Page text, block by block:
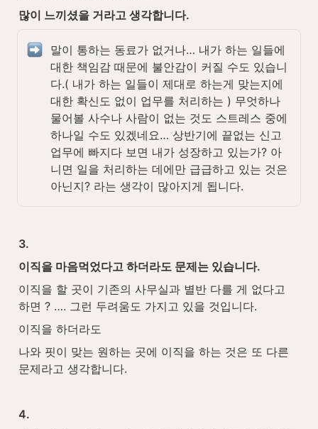
많이 느끼셨을 거라고 생각합니다.
말이 통하는 동료가 없거나… 내가 하는 일들에
대한 책임감 때문에 불안감이 커질 수도 있습니
다.( 내가 하는 일들이 제대로 하는게 맞는지에
대한 확신도 없이 업무를 처리하는 ) 무엇하나
물어볼 사수나 사람이 없는 것도 스트레스 중에
하나일 수도 있겠네요… 상반기에 끝없는 신고
업무에 빠지다 보면 내가 성장하고 있는가? 아
니면 일을 처리하는 데에만 급급하고 있는 것은
아닌지? 라는 생각이 많아지게 됩니다.
3.
이직을 마음먹었다고 하더라도 문제는 있습니다.
이직을 할 곳이 기존의 사무실과 별반 다를 게 없다고
하면 ? …. 그런 두려움도 가지고 있을 것입니다.
이직을 하더라도
나와 핏이 맞는 원하는 곳에 이직을 하는 것은 또 다른
문제라고 생각합니다.
4.